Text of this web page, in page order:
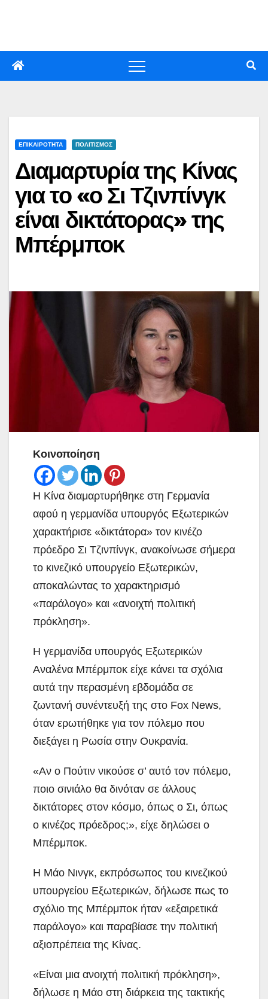
ΕΠΙΚΑΙΡΟΤΗΤΑ ΠΟΛΙΤΙΣΜΟΣ
Διαμαρτυρία της Κίνας
για το «ο Σι Τζινπίνγκ
είναι δικτάτορας» της
Μπέρμποκ
Κοινοποίηση
Η Κίνα διαμαρτυρήθηκε στη Γερμανία
αφού η γερμανίδα υπουργός Εξωτερικών
χαρακτήρισε «δικτάτορα» τον κινέζο
πρόεδρο Σι Τζινπίνγκ, ανακοίνωσε σήμερα
το κινεζικό υπουργείο Εξωτερικών,
αποκαλώντας το χαρακτηρισμό
«παράλογο» και «ανοιχτή πολιτική
πρόκληση».
Η γερμανίδα υπουργός Εξωτερικών
Αναλένα Μπέρμποκ είχε κάνει τα σχόλια
αυτά την περασμένη εβδομάδα σε
ζωντανή συνέντευξή της στο Fox News,
όταν ερωτήθηκε για τον πόλεμο που
διεξάγει η Ρωσία στην Ουκρανία.
«Αν ο Πούτιν νικούσε σ’ αυτό τον πόλεμο,
ποιο σινιάλο θα δινόταν σε άλλους
δικτάτορες στον κόσμο, όπως ο Σι, όπως
ο κινέζος πρόεδρος;», είχε δηλώσει ο
Μπέρμποκ.
Η Μάο Νινγκ, εκπρόσωπος του κινεζικού
υπουργείου Εξωτερικών, δήλωσε πως το
σχόλιο της Μπέρμποκ ήταν «εξαιρετικά
παράλογο» και παραβίασε την πολιτική
αξιοπρέπεια της Κίνας.
«Είναι μια ανοιχτή πολιτική πρόκληση»,
δήλωσε η Μάο στη διάρκεια της τακτικής